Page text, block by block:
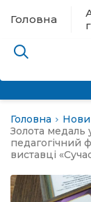
Головна
евакуації
Головна
Золота медаль
педагогічний
виставці